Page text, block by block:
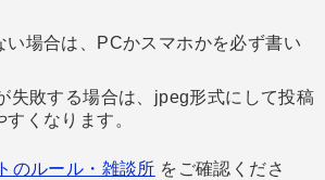
い場合は、PCかスマホかを必ず書い
失敗する場合は、jpeg形式にして投稿
くなります。
のルール・雑談所 をご確認くださ